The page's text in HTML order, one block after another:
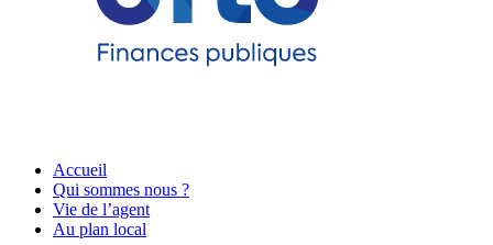
Accueil
Qui sommes nous ?
Vie de l’agent
Au plan local